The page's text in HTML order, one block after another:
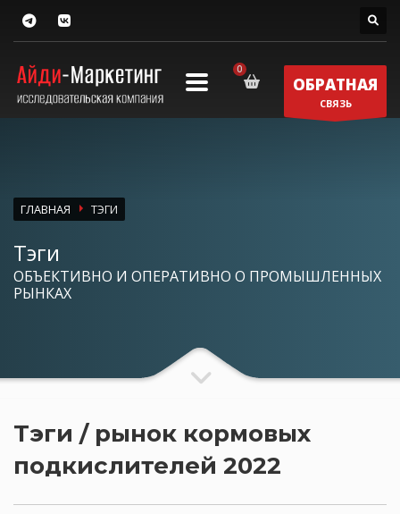
ОБРАТНАЯ
СВЯЗЬ
ГЛАВНАЯ ТЭГИ
Тэги
ОБЪЕКТИВНО И ОПЕРАТИВНО О ПРОМЫШЛЕННЫХ
РЫНКАХ
Тэги / рынок кормовых
подкислителей 2022